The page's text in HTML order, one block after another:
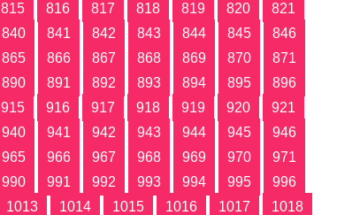
815 816 817 818 819 820
821
840 841 842 843 844 845
846
865 866 867 868 869 870
871
890 891 892 893 894 895
896
915 916 917 918 919 920
921
940 941 942 943 944 945
946
965 966 967 968 969 970
971
990 991 992 993 994 995
996
1013 1014 1015 1016 1017
1018